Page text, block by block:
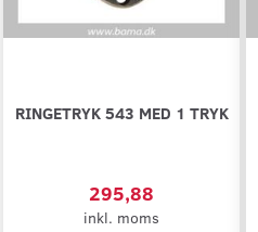
RINGETRYK 543 MED 1 TRYK
295,88
inkl. moms